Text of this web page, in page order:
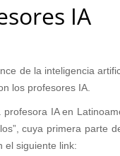
IA
de la inteligencia
los profesores IA.
profesora IA en
cuya primera parte
el siguiente link: